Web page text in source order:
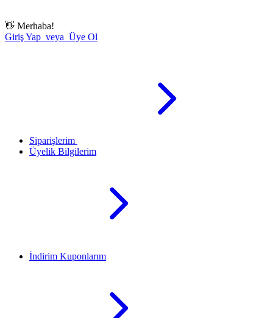
👋 Merhaba!
Giriş Yap veya Üye Ol
Siparişlerim
Üyelik Bilgilerim
İndirim Kuponlarım